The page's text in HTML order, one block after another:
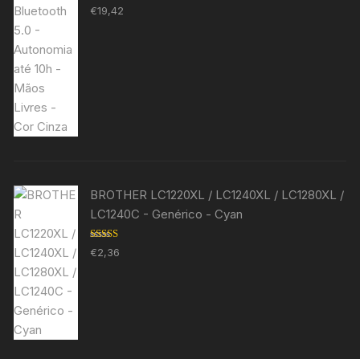
Avaliação
5.00de 5
€19,42
BROTHER LC1220XL / LC1240XL / LC1280XL /
LC1240C - Genérico - Cyan
Avaliação
5.00de 5
€2,36